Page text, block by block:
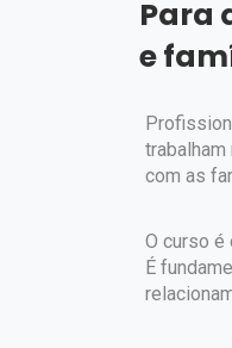
Para
e
com as
O curso é
É